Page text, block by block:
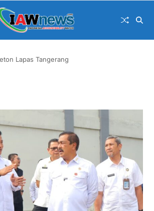
Lapas Tangerang